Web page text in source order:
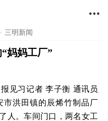

三明新闻
妈妈工厂”
报见习记者 李子衡 通讯员
市洪田镇的辰烯竹制品厂
人。车间门口，两名女工